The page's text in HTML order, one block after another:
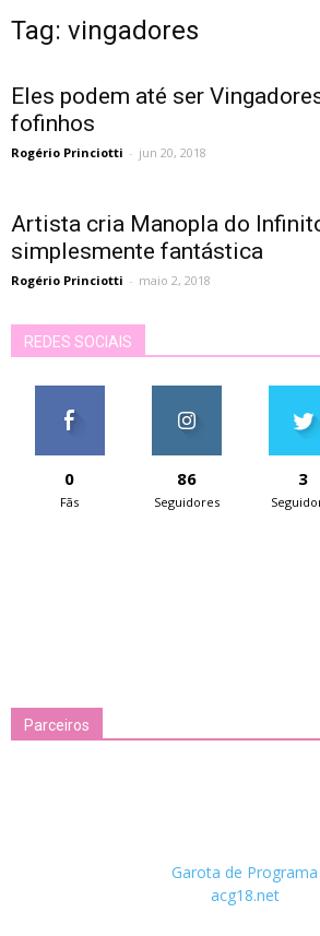
Tag: vingadores
Eles podem até ser
fofinhos
Rogério Princiotti - jun 20, 2018
Artista cria Manopla do
simplesmente fantástica
Rogério Princiotti - maio 2, 2018
REDES SOCIAIS
0
Fãs
86
Seguidores
3
Parceiros
Garota de Programa
acg18.net